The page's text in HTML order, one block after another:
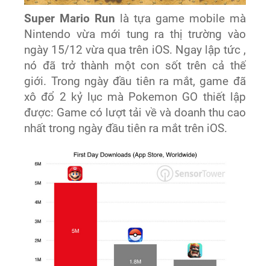
Super Mario Run là tựa game mobile mà
Nintendo vừa mới tung ra thị trường vào
ngày 15/12 vừa qua trên iOS. Ngay lập tức ,
nó đã trở thành một con sốt trên cả thế
giới. Trong ngày đầu tiên ra mắt, game đã
xô đổ 2 kỷ lục mà Pokemon GO thiết lập
được: Game có lượt tải về và doanh thu cao
nhất trong ngày đầu tiên ra mắt trên iOS.